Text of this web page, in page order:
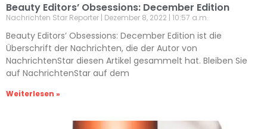
Beauty Editors’ Obsessions: December Edition
Nachrichten Star Reporter Dezember 8, 2022 10:57 a.m.
Beauty Editors’ Obsessions: December Edition ist die
Überschrift der Nachrichten, die der Autor von
NachrichtenStar diesen Artikel gesammelt hat. Bleiben Sie
auf NachrichtenStar auf dem
Weiterlesen »